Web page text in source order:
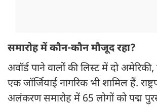
समारोह में कौन-कौन मौजूद रहा?
अवॉर्ड पाने वालों की लिस्ट में दो
एक जॉर्जियाई नागरिक भी शामिल हैं.
अलंकरण समारोह में 65 लोगों को पद्म